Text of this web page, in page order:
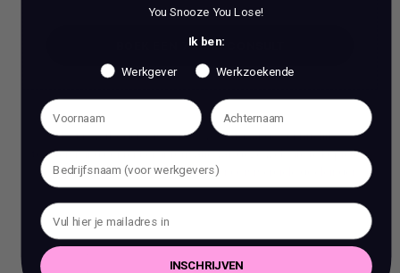
BOEK EEN 70 MIN CONSULT
Het is verboden om zonder voorafgaande schriftelijke
toestemming content en informatie van deze website te kopiëren,
te reproduceren of te gebruiken voor commerciële doeleinden.
You Snooze You Lose!
Ik ben:
Werkgever Werkzoekende
INSCHRIJVEN